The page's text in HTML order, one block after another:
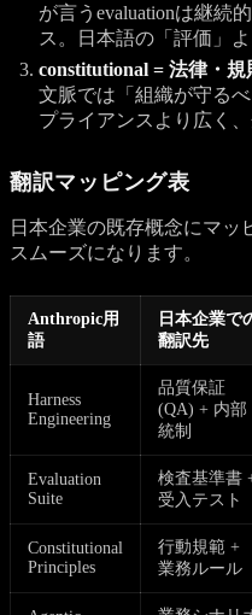
が言うevaluationは継続
ス。日本語の「評価」よ
constitutional = 法律・
文脈では「組織が守る
プライアンスより広く、
翻訳マッピング表
日本企業の既存概念にマッ
スムーズになります。
Anthropic用
語
日本企業で
翻訳先
Harness
Engineering
品質保証
(QA) + 内部
統制
Evaluation
Suite
検査基準書
受入テスト
Constitutional
Principles
行動規範 +
業務ルール